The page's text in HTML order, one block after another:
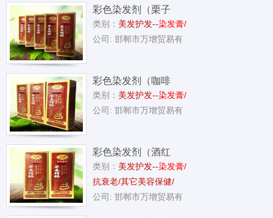
彩色染发剂（栗子
色）
类别： 美发护发--染发膏/
公司: 邯郸市万增贸易有
彩色染发剂（咖啡
色）
类别： 美发护发--染发膏/
公司: 邯郸市万增贸易有
彩色染发剂（酒红
色）
类别： 美发护发--染发膏/
抗衰老/其它美容保健/
公司: 邯郸市万增贸易有